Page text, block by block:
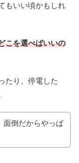
もいい頃かもしれ
こを選べばいいの
たり、停電した
面倒だからやっぱ